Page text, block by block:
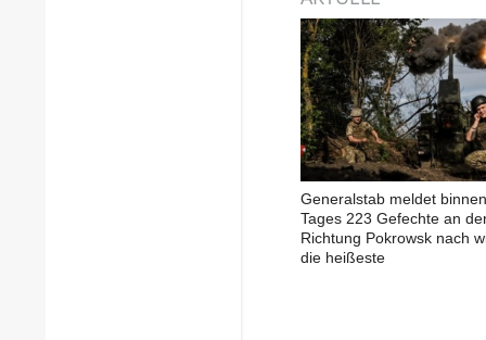
Generalstab meldet
Tages 223 Gefechte an
Richtung Pokrowsk nach
die heißeste